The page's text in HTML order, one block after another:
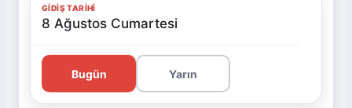
GIDIŞ TARIHI
8 Ağustos Cumartesi
Bugün Yarın